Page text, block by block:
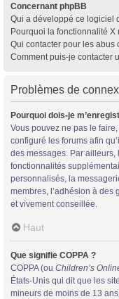
Concernant phpBB
Qui a développé ce logiciel
Pourquoi la fonctionnalité X
Qui contacter pour les abus
Comment puis-je contacter
Problèmes de
Pourquoi dois-je
Vous pouvez ne pas le
configuré les forums afin
des messages. Par ailleurs,
fonctionnalités
personnalisés, la
membres, l’adhésion à des
et vivement conseillée.
Haut
Que signifie COPPA ?
COPPA (ou Children’s
États-Unis qui dit que les
mineurs de moins de 13